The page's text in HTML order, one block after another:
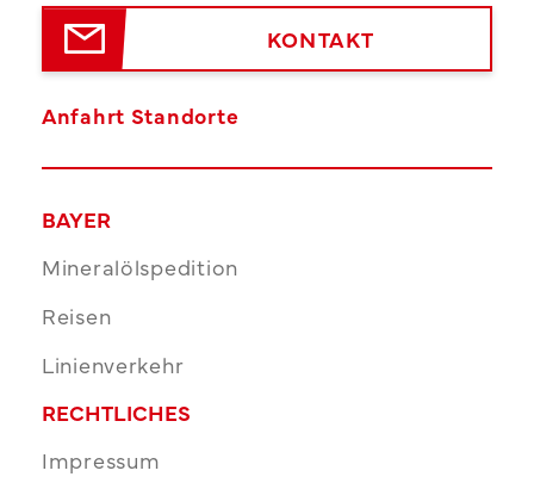
KONTAKT
Anfahrt Standorte
BAYER
Mineralölspedition
Reisen
Linienverkehr
RECHTLICHES
Impressum